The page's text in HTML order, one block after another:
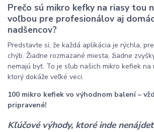
Prečo sú mikro kefky na riasy tou
voľbou pre profesionálov aj
nadšencov?
Predstavte si, že každá aplikácia je rýchla,
chýb. Žiadne rozmazané miesta, žiadne
nemajú byť. To je sľub našich mikro kefiek na
ktorý dokáže veľké veci.
100 mikro kefiek vo výhodnom balení –
pripravené!
Kľúčové výhody, ktoré inde